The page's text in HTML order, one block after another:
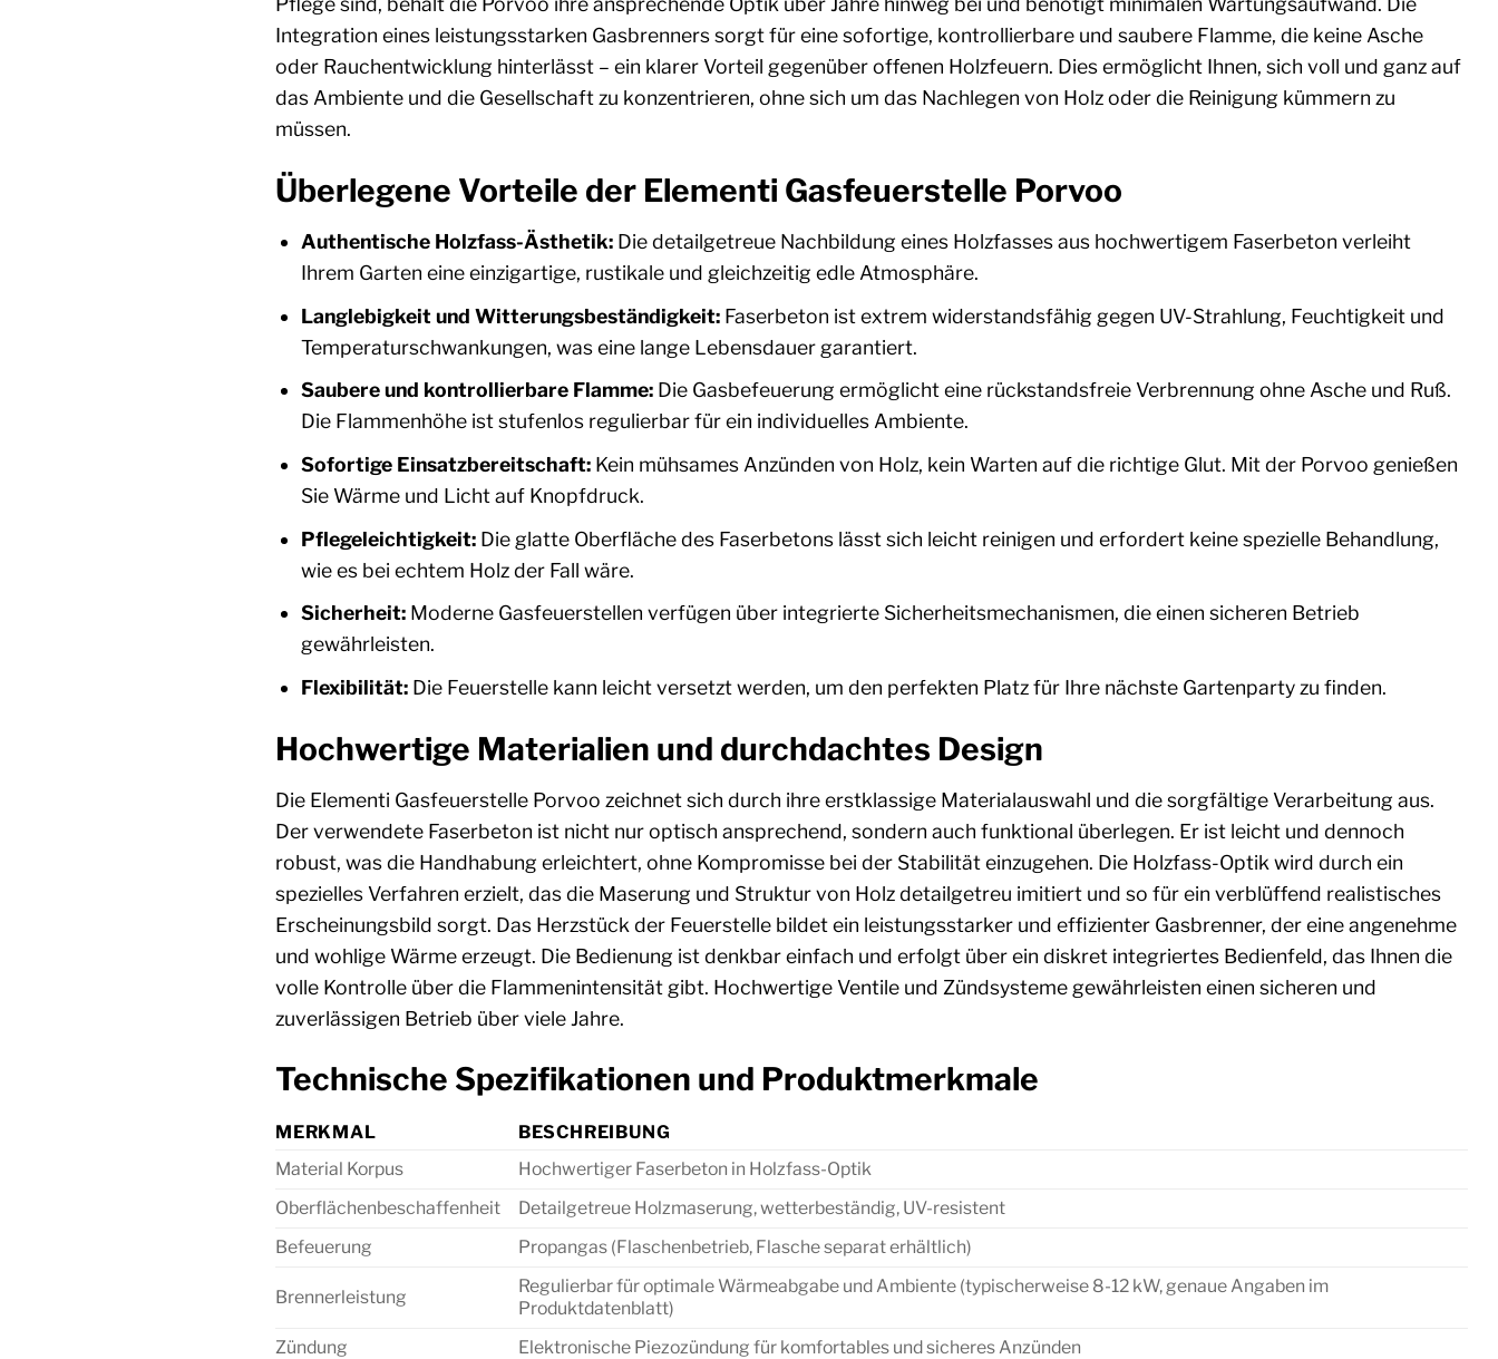
Integration eines leistungsstarken Gasbrenners sorgt für eine sofortige, kontrollierbare und saubere Flamme, die keine Asche
oder Rauchentwicklung hinterlässt – ein klarer Vorteil gegenüber offenen Holzfeuern. Dies ermöglicht Ihnen, sich voll und ganz auf
das Ambiente und die Gesellschaft zu konzentrieren, ohne sich um das Nachlegen von Holz oder die Reinigung kümmern zu
müssen.
Überlegene Vorteile der Elementi Gasfeuerstelle Porvoo
Authentische Holzfass-Ästhetik:Die detailgetreue Nachbildung eines Holzfasses aus hochwertigem Faserbeton verleiht
Ihrem Garten eine einzigartige, rustikale und gleichzeitig edle Atmosphäre.
Langlebigkeit und Witterungsbeständigkeit:Faserbeton ist extrem widerstandsfähig gegen UV-Strahlung, Feuchtigkeit und
Temperaturschwankungen, was eine lange Lebensdauer garantiert.
Saubere und kontrollierbare Flamme:Die Gasbefeuerung ermöglicht eine rückstandsfreie Verbrennung ohne Asche und Ruß.
Die Flammenhöhe ist stufenlos regulierbar für ein individuelles Ambiente.
Sofortige Einsatzbereitschaft:Kein mühsames Anzünden von Holz, kein Warten auf die richtige Glut. Mit der Porvoo genießen
Sie Wärme und Licht auf Knopfdruck.
Pflegeleichtigkeit:Die glatte Oberfläche des Faserbetons lässt sich leicht reinigen und erfordert keine spezielle Behandlung,
wie es bei echtem Holz der Fall wäre.
Sicherheit:Moderne Gasfeuerstellen verfügen über integrierte Sicherheitsmechanismen, die einen sicheren Betrieb
gewährleisten.
Flexibilität:Die Feuerstelle kann leicht versetzt werden, um den perfekten Platz für Ihre nächste Gartenparty zu finden.
Hochwertige Materialien und durchdachtes Design
Die Elementi Gasfeuerstelle Porvoo zeichnet sich durch ihre erstklassige Materialauswahl und die sorgfältige Verarbeitung aus.
Der verwendete Faserbeton ist nicht nur optisch ansprechend, sondern auch funktional überlegen. Er ist leicht und dennoch
robust, was die Handhabung erleichtert, ohne Kompromisse bei der Stabilität einzugehen. Die Holzfass-Optik wird durch ein
spezielles Verfahren erzielt, das die Maserung und Struktur von Holz detailgetreu imitiert und so für ein verblüffend realistisches
Erscheinungsbild sorgt. Das Herzstück der Feuerstelle bildet ein leistungsstarker und effizienter Gasbrenner, der eine angenehme
und wohlige Wärme erzeugt. Die Bedienung ist denkbar einfach und erfolgt über ein diskret integriertes Bedienfeld, das Ihnen die
volle Kontrolle über die Flammenintensität gibt. Hochwertige Ventile und Zündsysteme gewährleisten einen sicheren und
zuverlässigen Betrieb über viele Jahre.
Technische Spezifikationen und Produktmerkmale
MERKMAL
BESCHREIBUNG
Material Korpus
Hochwertiger Faserbeton in Holzfass-Optik
Oberflächenbeschaffenheit
Detailgetreue Holzmaserung, wetterbeständig, UV-resistent
Befeuerung
Propangas (Flaschenbetrieb, Flasche separat erhältlich)
Brennerleistung
Regulierbar für optimale Wärmeabgabe und Ambiente (typischerweise 8-12 kW, genaue Angaben im
Produktdatenblatt)
Zündung
Elektronische Piezozündung für komfortables und sicheres Anzünden